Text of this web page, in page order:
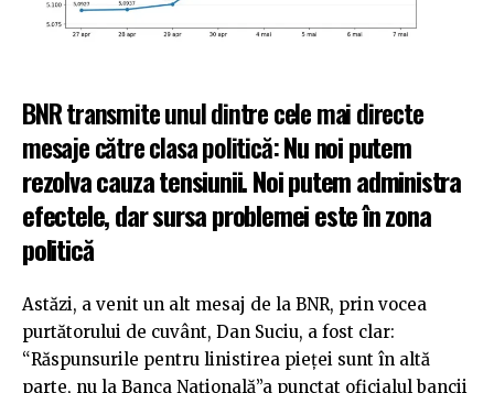
BNR transmite unul dintre cele mai directe
mesaje către clasa politică:Nu noi putem
rezolva cauza tensiunii. Noi putem administra
efectele, dar sursa problemei este în zona
politică
Astăzi, a venit un alt mesaj de la BNR, prin vocea
purtătorului de cuvânt, Dan Suciu, a fost clar:
“Răspunsurile pentru linistirea pieţei sunt în altă
parte, nu la Banca Naţională”a punctat oficialul bancii